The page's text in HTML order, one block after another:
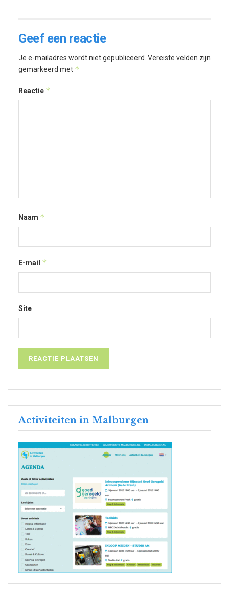
Geef een reactie
Je e-mailadres wordt niet gepubliceerd. Vereiste velden zijn
gemarkeerd met *
Reactie *
Naam *
E-mail *
Site
Activiteiten in Malburgen